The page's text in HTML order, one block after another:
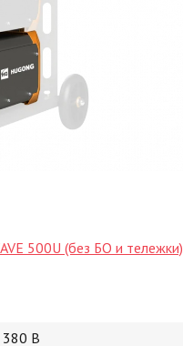
500U (без БО и тележки)
380 В